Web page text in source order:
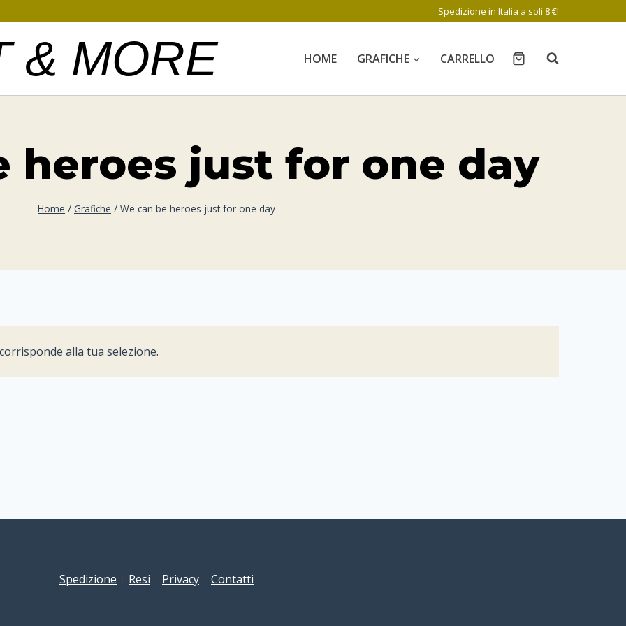
Spedizione in Italia a soli 8 €!
& MORE HOME GRAFICHE CARRELLO
heroes just for one day
Home / Grafiche / We can be heroes just for one day
alla tua selezione.
Spedizione Resi Privacy Contatti